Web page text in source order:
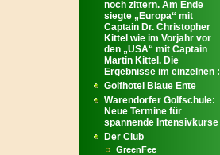
noch zittern. Am Ende
siegte „Europa“ mit
Captain Dr. Christopher
Kittel wie im Vorjahr vor
den „USA“ mit Captain
Martin Kittel. Die
Ergebnisse im einzelnen :
Golfhotel Blaue Ente
Warendorfer Golfschule:
Neue Termine für
spannende Intensivkurse
Der Club
GreenFee